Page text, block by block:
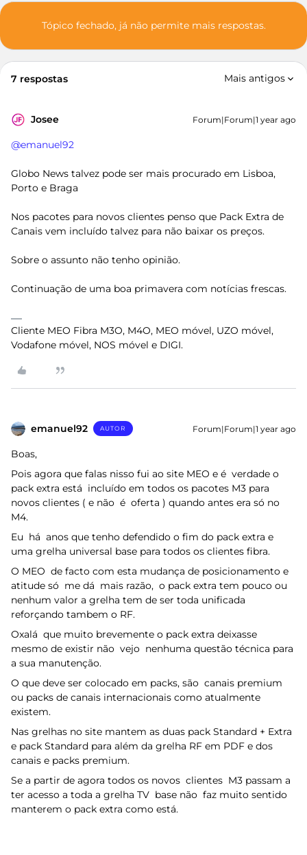
Tópico fechado, já não permite mais respostas.
7 respostas Mais antigos
Josee Forum|Forum|1 year ago
@emanuel92
Globo News talvez pode ser mais procurado em Lisboa,
Porto e Braga
Nos pacotes para novos clientes penso que Pack Extra de
Canais vem incluído talvez para não baixar os preços.
Sobre o assunto não tenho opinião.
Continuação de uma boa primavera com notícias frescas.
Cliente MEO Fibra M3O, M4O, MEO móvel, UZO móvel,
Vodafone móvel, NOS móvel e DIGI.
emanuel92 AUTOR Forum|Forum|1 year ago
Boas,
Pois agora que falas nisso fui ao site MEO e é verdade o
pack extra está incluído em todos os pacotes M3 para
novos clientes ( e não é oferta ) quando antes era só no
M4.
Eu há anos que tenho defendido o fim do pack extra e
uma grelha universal base para todos os clientes fibra.
O MEO de facto com esta mudança de posicionamento e
atitude só me dá mais razão, o pack extra tem pouco ou
nenhum valor a grelha tem de ser toda unificada
reforçando tambem o RF.
Oxalá que muito brevemente o pack extra deixasse
mesmo de existir não vejo nenhuma questão técnica para
a sua manutenção.
O que deve ser colocado em packs, são canais premium
ou packs de canais internacionais como atualmente
existem.
Nas grelhas no site mantem as duas pack Standard + Extra
e pack Standard para além da grelha RF em PDF e dos
canais e packs premium.
Se a partir de agora todos os novos clientes M3 passam a
ter acesso a toda a grelha TV base não faz muito sentido
manterem o pack extra como está.